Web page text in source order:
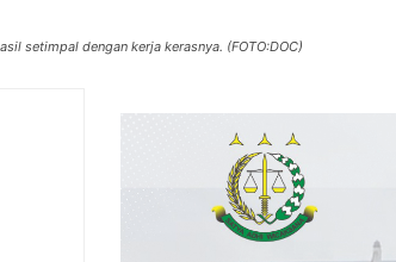
setimpal dengan kerja kerasnya. (FOTO:DOC)